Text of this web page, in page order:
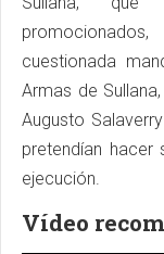
cuestionada
Armas de
Augusto
pretendían hacer
ejecución.
Vídeo